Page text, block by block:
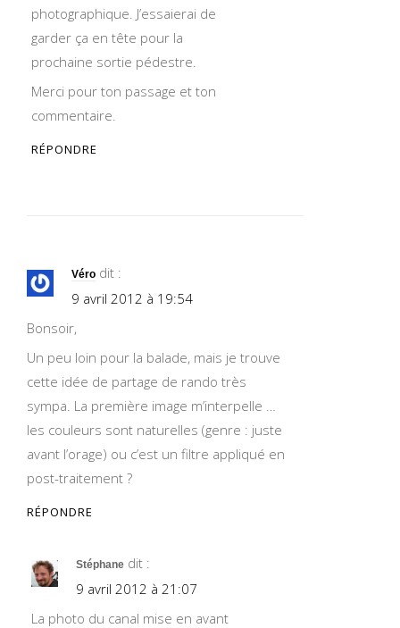
photographique. J’essaierai de
garder ça en tête pour la
prochaine sortie pédestre.
Merci pour ton passage et ton
commentaire.
RÉPONDRE
Véro dit :
9 avril 2012 à 19:54
Bonsoir,
Un peu loin pour la balade, mais je trouve
cette idée de partage de rando très
sympa. La première image m’interpelle …
les couleurs sont naturelles (genre : juste
avant l’orage) ou c’est un filtre appliqué en
post-traitement ?
RÉPONDRE
Stéphane dit :
9 avril 2012 à 21:07
La photo du canal mise en avant